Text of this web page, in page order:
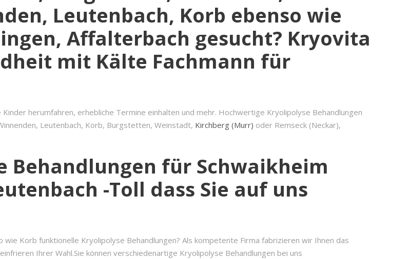
Leutenbach, Korb ebenso wie
Affalterbach gesucht? Kryovita
mit Kälte Fachmann für
herumfahren, erhebliche Termine einhalten und mehr. Hochwertige Kryolipolyse Behandlungen
Leutenbach, Korb, Burgstetten, Weinstadt, Kirchberg (Murr) oder Remseck (Neckar),
Behandlungen für Schwaikheim
-Toll dass Sie auf uns
wie Korb funktionelle Kryolipolyse Behandlungen? Als kompetente Firma fabrizieren wir Ihnen das
Ihrer Wahl.Sie können verschiedenartige Kryolipolyse Behandlungen bei uns